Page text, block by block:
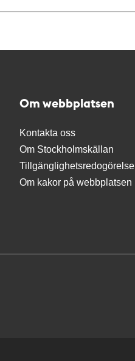
Om webbplatsen
Kontakta oss
Om Stockholmskällan
Tillgänglighetsredogörelse
Om kakor på webbplatsen